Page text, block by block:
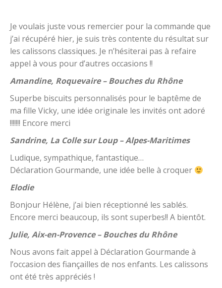
Je voulais juste vous remercier pour la commande que
j’ai récupéré hier, je suis très contente du résultat sur
les calissons classiques. Je n’hésiterai pas à refaire
appel à vous pour d’autres occasions !!
Amandine, Roquevaire – Bouches du Rhône
Superbe biscuits personnalisés pour le baptême de
ma fille Vicky, une idée originale les invités ont adoré
!!!!!!! Encore merci
Sandrine, La Colle sur Loup – Alpes-Maritimes
Ludique, sympathique, fantastique…
Déclaration Gourmande, une idée belle à croquer
Elodie
Bonjour Hélène, j’ai bien réceptionné les sablés.
Encore merci beaucoup, ils sont superbes!! A bientôt.
Julie, Aix-en-Provence – Bouches du Rhône
Nous avons fait appel à Déclaration Gourmande à
l’occasion des fiançailles de nos enfants. Les calissons
ont été très appréciés !